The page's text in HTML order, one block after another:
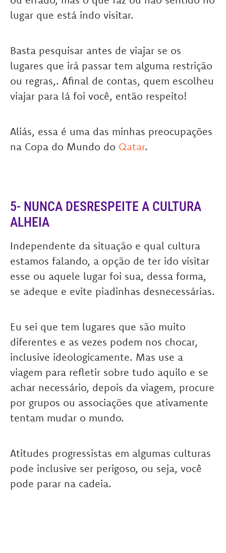
lugar que está indo visitar.
Basta pesquisar antes de viajar se os
lugares que irá passar tem alguma restrição
ou regras,. Afinal de contas, quem escolheu
viajar para lá foi você, então respeito!
Aliás, essa é uma das minhas preocupações
na Copa do Mundo do Qatar.
5- NUNCA DESRESPEITE A CULTURA
ALHEIA
Independente da situação e qual cultura
estamos falando, a opção de ter ido visitar
esse ou aquele lugar foi sua, dessa forma,
se adeque e evite piadinhas desnecessárias.
Eu sei que tem lugares que são muito
diferentes e as vezes podem nos chocar,
inclusive ideologicamente. Mas use a
viagem para refletir sobre tudo aquilo e se
achar necessário, depois da viagem, procure
por grupos ou associações que ativamente
tentam mudar o mundo.
Atitudes progressistas em algumas culturas
pode inclusive ser perigoso, ou seja, você
pode parar na cadeia.